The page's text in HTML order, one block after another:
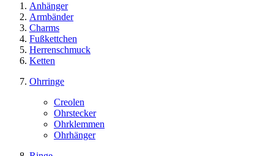
Anhänger
Armbänder
Charms
Fußkettchen
Herrenschmuck
Ketten
Ohrringe
Creolen
Ohrstecker
Ohrklemmen
Ohrhänger